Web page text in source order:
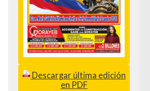
Descargar última edición
en PDF